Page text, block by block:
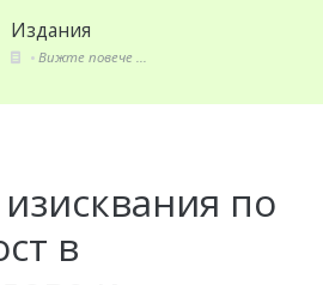
Издания
Вижте повече ...
по
в